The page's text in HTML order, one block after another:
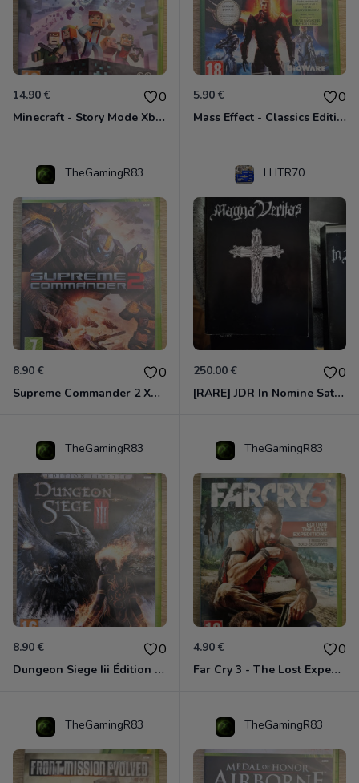
14.90 € 0
Minecraft - Story Mode Xbox 360
5.90 € 0
Mass Effect - Classics Edition Xbox 360
TheGamingR83
8.90 € 0
Supreme Commander 2 Xbox 360
LHTR70
250.00 € 0
[RARE] JDR In Nomine Satanis / Magna Veritas – 1ère Édition BOÎTE (DOS BLANC, 1989) - CROC / Siroz
TheGamingR83
8.90 € 0
Dungeon Siege Iii Édition Limitée - Vf Intégrale Xbox 360
TheGamingR83
4.90 € 0
Far Cry 3 - The Lost Expeditions - Edition Spéciale Xbox 360
TheGamingR83 TheGamingR83